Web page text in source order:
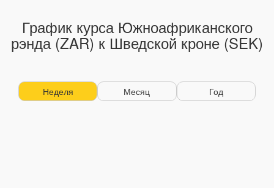
График курса Южноафриканского
рэнда (ZAR) к Шведской кроне (SEK)
Неделя Месяц Год